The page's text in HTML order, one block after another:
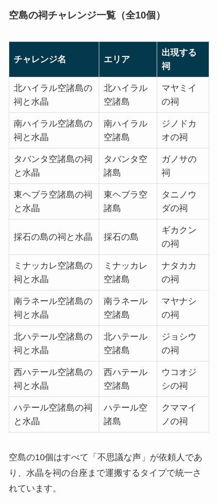
空島の祠チャレンジ一覧（全10個）
チャレンジ名 エリア
出現する
祠
北ハイラル空諸島の
祠と水晶
北ハイラル
空諸島
マヤミイ
の祠
南ハイラル空諸島の
祠と水晶
南ハイラル
空諸島
ジノドカ
オの祠
タバンタ空諸島の祠
と水晶
タバンタ空
諸島
ガノサの
祠
東ヘブラ空諸島の祠
と水晶
東ヘブラ空
諸島
タニノウ
ダの祠
採石の島の祠と水晶 採石の島
ギカクン
の祠
ミナッカレ空諸島の
祠と水晶
ミナッカレ
空諸島
ナタカカ
の祠
南ラネール空諸島の
祠と水晶
南ラネール
空諸島
マヤナシ
の祠
北ハテール空諸島の
祠と水晶
北ハテール
空諸島
ジョシウ
の祠
西ハテール空諸島の
祠と水晶
西ハテール
空諸島
ウコオジ
シの祠
ハテール空諸島の祠
と水晶
ハテール空
諸島
クママイ
ノの祠
空島の10個はすべて「不思議な声」が依頼人であ
り、水晶を祠の台座まで運搬するタイプで統一さ
れています。